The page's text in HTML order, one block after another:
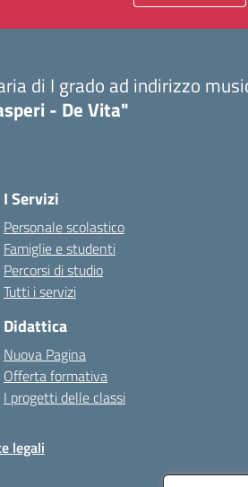
di I grado ad indirizzo
- De Vita"
I Servizi
Personale scolastico
Famiglie e studenti
Percorsi di studio
Tutti i servizi
Didattica
Nuova Pagina
Offerta formativa
I progetti delle classi
legali